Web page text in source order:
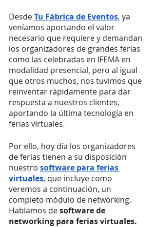
DesdeTu Fábrica de Eventos, ya
veníamos aportando el valor
necesario que requiere y demandan
los organizadores de grandes ferias
como las celebradas en IFEMA en
modalidad presencial, pero al igual
que otros muchos, nos tuvimos que
reinventar rápidamente para dar
respuesta a nuestros clientes,
aportando la última tecnología en
ferias virtuales.
Por ello, hoy día los organizadores
de ferias tienen a su disposición
nuestro software para ferias
virtuales, que incluye como
veremos a continuación, un
completo módulo de networking.
Hablamos de software de
networking para ferias virtuales.